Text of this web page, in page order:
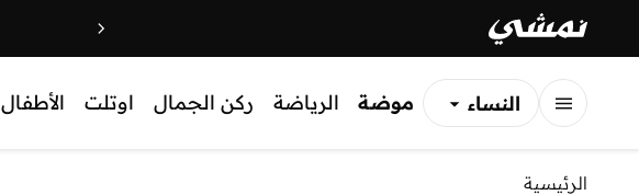
النساء
موضة الرياضة ركن الجمال اوتلت الأطفال
الرئيسية